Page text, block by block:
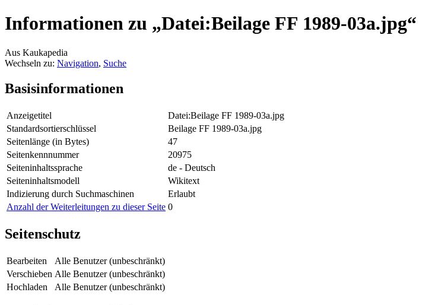
Informationen zu „Datei:Beilage FF 1989-03a.jpg“
Aus Kaukapedia
Wechseln zu: Navigation, Suche
Basisinformationen
Anzeigetitel
Datei:Beilage FF 1989-03a.jpg
Standardsortierschlüssel
Beilage FF 1989-03a.jpg
Seitenlänge (in Bytes)
47
Seitenkennnummer
20975
Seiteninhaltssprache
de - Deutsch
Seiteninhaltsmodell
Wikitext
Indizierung durch Suchmaschinen
Erlaubt
Anzahl der Weiterleitungen zu dieser Seite 0
Seitenschutz
Bearbeiten
Alle Benutzer (unbeschränkt)
Verschieben Alle Benutzer (unbeschränkt)
Hochladen
Alle Benutzer (unbeschränkt)